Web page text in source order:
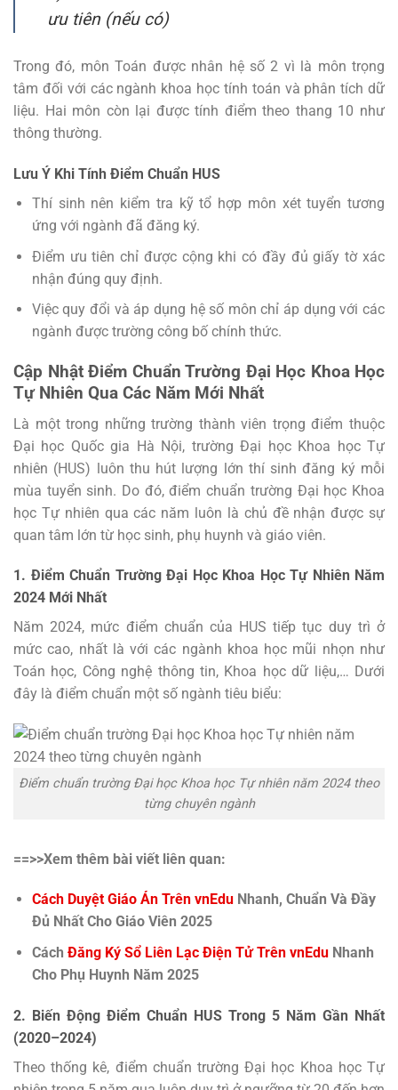
ưu tiên (nếu có)
Trong đó, môn Toán được nhân hệ số 2 vì là môn trọng
tâm đối với các ngành khoa học tính toán và phân tích dữ
liệu. Hai môn còn lại được tính điểm theo thang 10 như
thông thường.
Lưu Ý Khi Tính Điểm Chuẩn HUS
Thí sinh nên kiểm tra kỹ tổ hợp môn xét tuyển tương
ứng với ngành đã đăng ký.
Điểm ưu tiên chỉ được cộng khi có đầy đủ giấy tờ xác
nhận đúng quy định.
Việc quy đổi và áp dụng hệ số môn chỉ áp dụng với các
ngành được trường công bố chính thức.
Cập Nhật Điểm Chuẩn Trường Đại Học Khoa Học
Tự Nhiên Qua Các Năm Mới Nhất
Là một trong những trường thành viên trọng điểm thuộc
Đại học Quốc gia Hà Nội, trường Đại học Khoa học Tự
nhiên (HUS) luôn thu hút lượng lớn thí sinh đăng ký mỗi
mùa tuyển sinh. Do đó, điểm chuẩn trường Đại học Khoa
học Tự nhiên qua các năm luôn là chủ đề nhận được sự
quan tâm lớn từ học sinh, phụ huynh và giáo viên.
1. Điểm Chuẩn Trường Đại Học Khoa Học Tự Nhiên Năm
2024 Mới Nhất
Năm 2024, mức điểm chuẩn của HUS tiếp tục duy trì ở
mức cao, nhất là với các ngành khoa học mũi nhọn như
Toán học, Công nghệ thông tin, Khoa học dữ liệu,… Dưới
đây là điểm chuẩn một số ngành tiêu biểu:
Điểm chuẩn trường Đại học Khoa học Tự nhiên năm 2024 theo
từng chuyên ngành
==>>Xem thêm bài viết liên quan:
Cách Duyệt Giáo Án Trên vnEduNhanh, Chuẩn Và Đầy
Đủ Nhất Cho Giáo Viên 2025
Cách Đăng Ký Sổ Liên Lạc Điện Tử Trên vnEduNhanh
Cho Phụ Huynh Năm 2025
2. Biến Động Điểm Chuẩn HUS Trong 5 Năm Gần Nhất
(2020–2024)
Theo thống kê, điểm chuẩn trường Đại học Khoa học Tự